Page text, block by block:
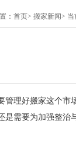
： 首页> 搬家新闻> 当
管理好搬家这个市
是需要为加强整治